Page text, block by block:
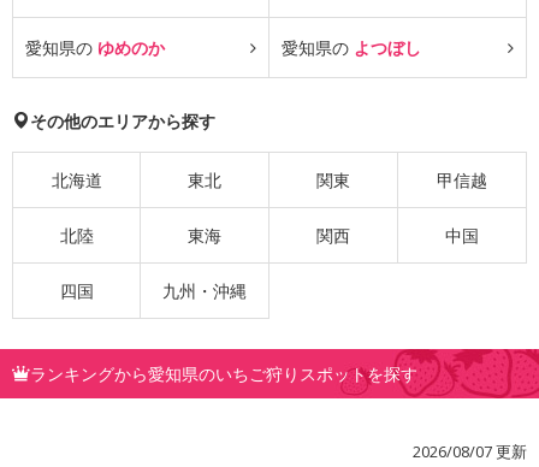
愛知県の ゆめのか 愛知県の よつぼし
その他のエリアから探す
北海道 東北 関東 甲信越
北陸 東海 関西 中国
四国 九州・沖縄
ランキングから愛知県のいちご狩りスポットを探す
2026/08/07 更新